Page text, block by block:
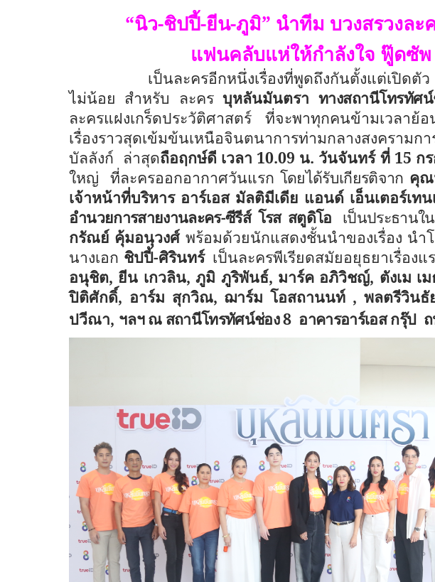
“นิว-ชิปปี้-ยีน-ภูมิ” นำทีม บวงสรวงล
แฟนคลับแห่ให้กำลังใจ ฟู๊ดซัพ
เป็นละครอีกหนึ่งเรื่องที่พูดถึงกันตั้งแต่เปิด
ไม่น้อย สำหรับ ละครบุหลันมันตรา ทางสถานีโทรทัศ
ละครแฝงเกร็ดประวัติศาสตร์ ที่จะพาทุกคนข้ามเวลา
เรื่องราวสุดเข้มข้นเหนือจินตนาการท่ามกลางสงครามก
บัลลังก์ ล่าสุดถือฤกษ์ดี เวลา 10.09 น. วันจันทร์ ที่ 15 ก
ใหญ่ ที่ละครออกอากาศวันแรก โดยได้รับเกียรติจาก คุณ
เจ้าหน้าที่บริหาร อาร์เอส มัลติมีเดีย แอนด์ เอ็นเตอร์เท
อำนวยการสายงานละคร-ซีรีส์ โรส สตูดิโอ เป็นประธาน
กรัณย์ คุ้มอนุวงศ์พร้อมด้วยนักแสดงชั้นนำของเรื่อง นำโ
นางเอก ชิปปี้-ศิรินทร์ เป็นละครพีเรียดสมัยอยุธยาเรื่อง
อนุชิต, ยีน เกวลิน,ภูมิ ภูริพันธ์, มาร์ค อภิวิชญ์, ตังเม เ
ปิติศักดิ์, อาร์ม สุกวิณ, ฌาร์ม โอสถานนท์ , พลตรีวินธั
ปวีณา, ฯลฯณ สถานีโทรทัศน์ช่อง 8 อาคารอาร์เอส กรุ๊ป